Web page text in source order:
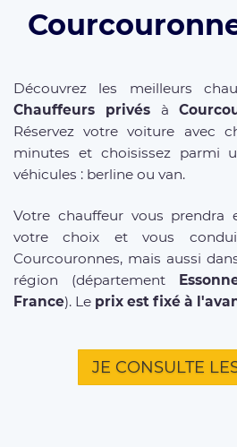
Découvrez les meilleurs
Chauffeurs privésà
Réservez votre voiture avec
minutes et choisissez parmi
véhicules : berline ou van.
Votre chauffeur vous
votre choix et vous
Courcouronnes, mais aussi
région (département
France). Le prix est fixé à
JE CONSULTE